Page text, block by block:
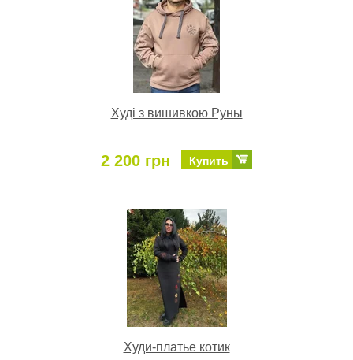
Худі з вишивкою Руны
2 200 грн Купить
Худи-платье котик